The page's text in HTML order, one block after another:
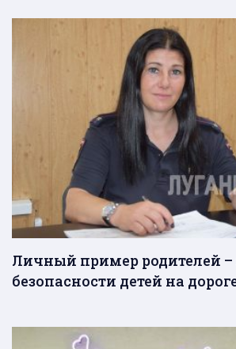
Личный пример родителей –
безопасности детей на